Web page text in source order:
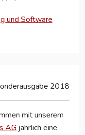
und Software
2018
mit unserem
AG jährlich eine